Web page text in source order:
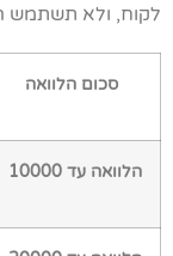
לקוח, ולא תשתמש
סכום הלוואה
הלוואה עד 10000